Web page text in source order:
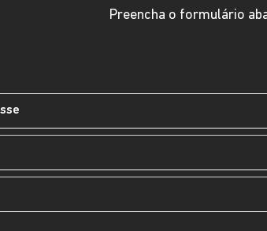
Preencha o formulário